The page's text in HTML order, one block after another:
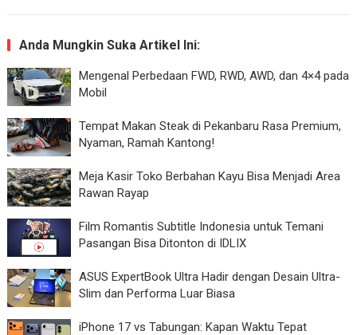
Anda Mungkin Suka Artikel Ini:
Mengenal Perbedaan FWD, RWD, AWD, dan 4×4 pada
Mobil
Tempat Makan Steak di Pekanbaru Rasa Premium,
Nyaman, Ramah Kantong!
Meja Kasir Toko Berbahan Kayu Bisa Menjadi Area
Rawan Rayap
Film Romantis Subtitle Indonesia untuk Temani
Pasangan Bisa Ditonton di IDLIX
ASUS ExpertBook Ultra Hadir dengan Desain Ultra-
Slim dan Performa Luar Biasa
iPhone 17 vs Tabungan: Kapan Waktu Tepat